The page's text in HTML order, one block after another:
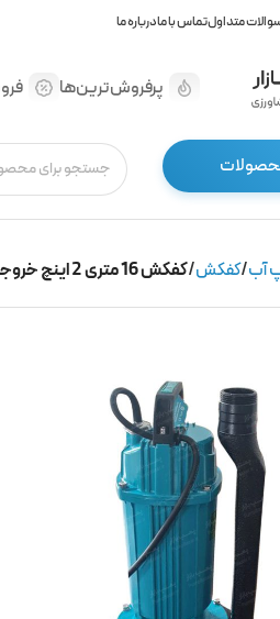
متداولتماس با مادرباره ما
پرفروش‌ترین‌ها
آب کفکش کفکش 16 متری 2 اینچ خروجی بالا CNB